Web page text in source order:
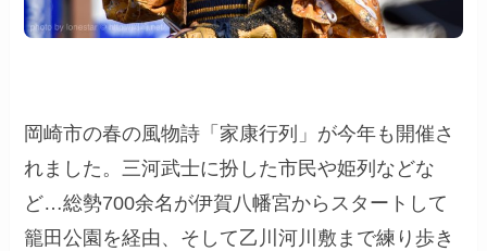
岡崎市の春の風物詩「家康行列」が今年も開催さ
れました。三河武士に扮した市民や姫列などな
ど…総勢700余名が伊賀八幡宮からスタートして
籠田公園を経由、そして乙川河川敷まで練り歩き